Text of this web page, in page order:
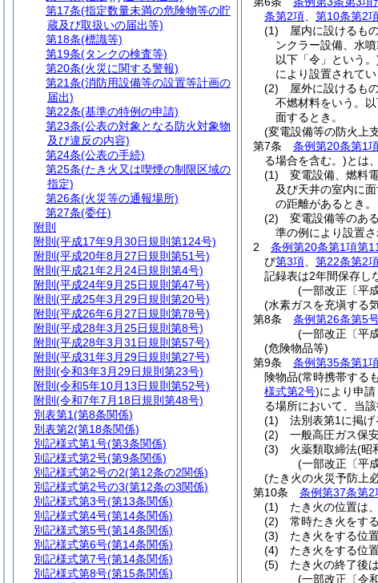
条第2項
第10条第2
(1)
屋内に設けるも
ンクラー設備、水
以下「令」という。
により設置されてい
(2)
屋外に設けるも
不燃材料をいう。
面するとき。
(変電設備等の防火上
第7条
条例第20条第1
る場合を含む。)とは、
(1)
変電設備、燃料
及び天井の室内に
の距離があるとき。
(2)
変電設備等のあ
準の例により設置さ
2
条例第20条第1項第
び第3項 第22条第2
記録表は2年間保存し
(一部改正〔平
(水素ガスを充塡する
第8条
条例第26条第5
(一部改正〔平
(危険物品等)
第9条
条例第35条第1
険物品(常時携帯する
様式第2号)により申請
る場所において、当
(1)
法別表第1に掲げ
(2)
一般高圧ガス保
(3)
火薬類取締法(昭
(一部改正〔平
(たき火の火災予防上
第10条
条例第37条第2
(1)
たき火の位置は
(2)
常時たき火をす
(3)
たき火をする位
(4)
たき火をする位
(5)
たき火の終了後
(一部改正〔令
第17条(指定数量未満の危険物等の貯
蔵及び取扱いの届出等)
第18条(標識等)
第19条(タンクの検査等)
第20条(火災に関する警報)
第21条(消防用設備等の設置等計画の
届出)
第22条(基準の特例の申請)
第23条(公表の対象となる防火対象物
及び違反の内容)
第24条(公表の手続)
第25条(たき火又は喫煙の制限区域の
指定)
第26条(火災等の通報場所)
第27条(委任)
附則
附則 (平成17年9月30日規則第124号)
附則 (平成20年8月27日規則第51号)
附則 (平成21年2月24日規則第4号)
附則 (平成24年9月25日規則第47号)
附則 (平成25年3月29日規則第20号)
附則 (平成26年6月27日規則第78号)
附則 (平成28年3月25日規則第8号)
附則 (平成28年3月31日規則第57号)
附則 (平成31年3月29日規則第27号)
附則 (令和3年3月29日規則第23号)
附則 (令和5年10月13日規則第52号)
附則 (令和7年7月18日規則第48号)
別表第1(第8条関係)
別表第2(第18条関係)
別記様式第1号(第3条関係)
別記様式第2号(第9条関係)
別記様式第2号の2(第12条の2関係)
別記様式第2号の3(第12条の3関係)
別記様式第3号(第13条関係)
別記様式第4号(第14条関係)
別記様式第5号(第14条関係)
別記様式第6号(第14条関係)
別記様式第7号(第14条関係)
別記様式第8号(第15条関係)